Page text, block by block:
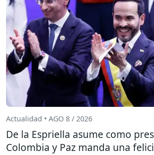
Actualidad • AGO 8 / 2026
De la Espriella asume como
Colombia y Paz manda una